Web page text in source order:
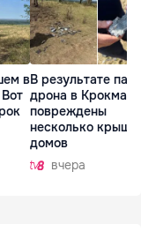
вВ результате
дрона в Крокмазе
повреждены
несколько крыш
домов
вчера